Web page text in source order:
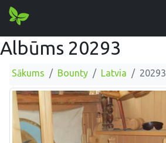
Albūms 20293
Sākums Bounty Latvia 20293